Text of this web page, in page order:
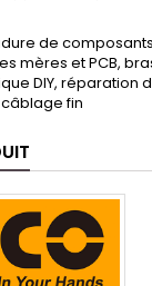
de
mères et PCB,
DIY, réparation
fin